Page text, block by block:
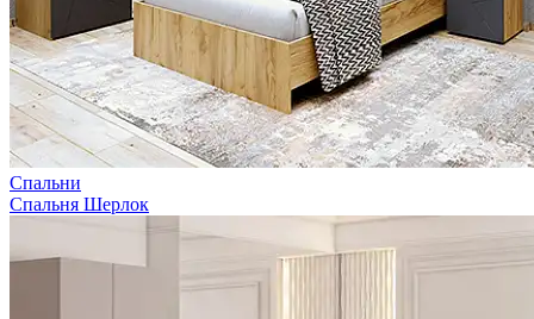
Спальни
Спальня Шерлок